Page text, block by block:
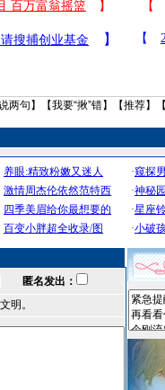
两句 】【我要“揪”错】【推荐】
匿名发出：
明。